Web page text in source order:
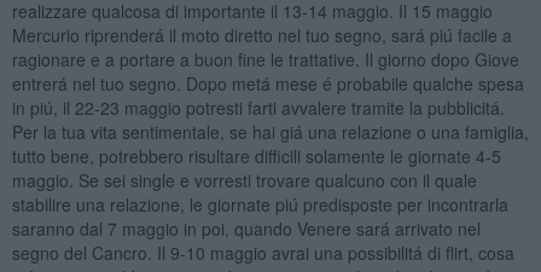
realizzare qualcosa di importante il 13-14 maggio. Il 15 maggio
Mercurio riprenderá il moto diretto nel tuo segno, sará piú facile a
ragionare e a portare a buon fine le trattative. Il giorno dopo Giove
entrerá nel tuo segno. Dopo metá mese é probabile qualche spesa
in piú, il 22-23 maggio potresti farti avvalere tramite la pubblicitá.
Per la tua vita sentimentale, se hai giá una relazione o una famiglia,
tutto bene, potrebbero risultare difficili solamente le giornate 4-5
maggio. Se sei single e vorresti trovare qualcuno con il quale
stabilire una relazione, le giornate piú predisposte per incontrarla
saranno dal 7 maggio in poi, quando Venere sará arrivato nel
segno del Cancro. Il 9-10 maggio avrai una possibilitá di flirt, cosa